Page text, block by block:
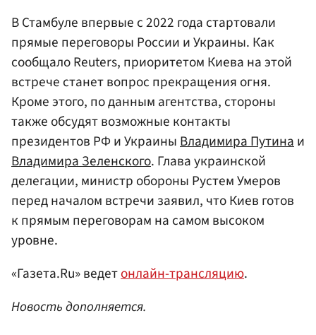
В Стамбуле впервые с 2022 года стартовали
прямые переговоры России и Украины. Как
сообщало Reuters, приоритетом Киева на этой
встрече станет вопрос прекращения огня.
Кроме этого, по данным агентства, стороны
также обсудят возможные контакты
президентов РФ и УкраиныВладимира Путинаи
Владимира Зеленского. Глава украинской
делегации, министр обороны Рустем Умеров
перед началом встречи заявил, что Киев готов
к прямым переговорам на самом высоком
уровне.
«Газета.Ru» ведетонлайн-трансляцию.
Новость дополняется.